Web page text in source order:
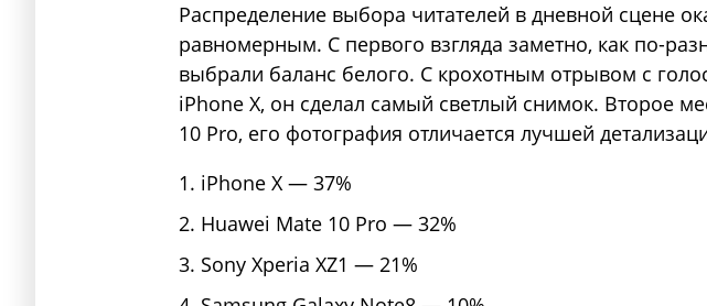
Распределение выбора читателей в дневной сцене
равномерным. С первого взгляда заметно, как по-
выбрали баланс белого. С крохотным отрывом с
iPhone X, он сделал самый светлый снимок. Второе
10 Pro, его фотография отличается лучшей
iPhone X — 37%
Huawei Mate 10 Pro — 32%
Sony Xperia XZ1 — 21%